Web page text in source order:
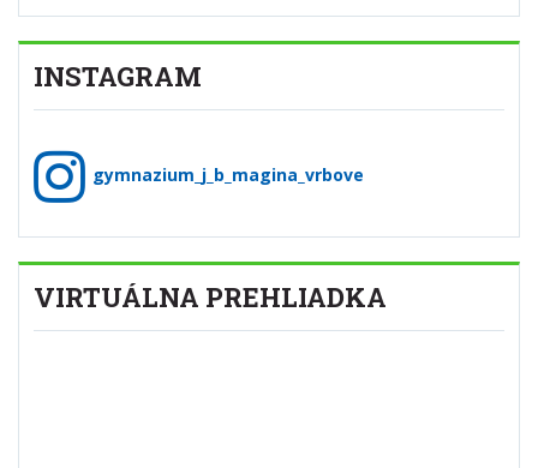
INSTAGRAM
gymnazium_j_b_magina_vrbove
VIRTUÁLNA PREHLIADKA